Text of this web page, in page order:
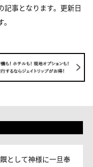
事となります。更新日
として神様に一旦奉